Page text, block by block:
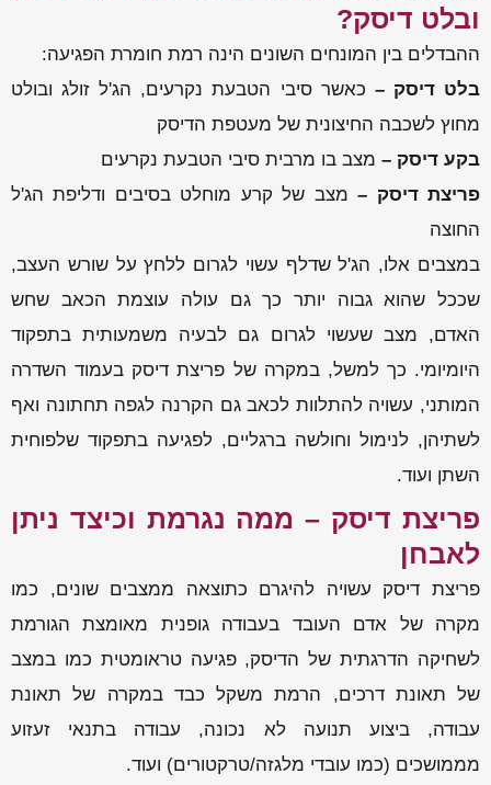
ובלט דיסק?
ההבדלים בין המונחים השונים הינה רמת חומרת הפגיעה:
בלט דיסק – כאשר סיבי הטבעת נקרעים, הג'ל זולג ובולט
מחוץ לשכבה החיצונית של מעטפת הדיסק
בקע דיסק – מצב בו מרבית סיבי הטבעת נקרעים
פריצת דיסק –מצב של קרע מוחלט בסיבים ודליפת הג'ל
החוצה
במצבים אלו, הג'ל שדלף עשוי לגרום ללחץ על שורש העצב,
שככל שהוא גבוה יותר כך גם עולה עוצמת הכאב שחש
האדם, מצב שעשוי לגרום גם לבעיה משמעותית בתפקוד
היומיומי. כך למשל, במקרה של פריצת דיסק בעמוד השדרה
המותני, עשויה להתלוות לכאב גם הקרנה לגפה תחתונה ואף
לשתיהן, לנימול וחולשה ברגליים, לפגיעה בתפקוד שלפוחית
השתן ועוד.
פריצת דיסק – ממה נגרמת וכיצד ניתן
לאבחן
פריצת דיסק עשויה להיגרם כתוצאה ממצבים שונים, כמו
מקרה של אדם העובד בעבודה גופנית מאומצת הגורמת
לשחיקה הדרגתית של הדיסק, פגיעה טראומטית כמו במצב
של תאונת דרכים, הרמת משקל כבד במקרה של תאונת
עבודה, ביצוע תנועה לא נכונה, עבודה בתנאי זעזוע
מממושכים (כמו עובדי מלגזה/טרקטורים) ועוד.